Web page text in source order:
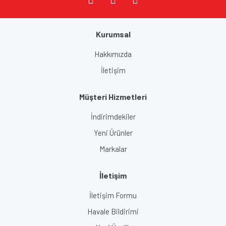
Kurumsal
Hakkımızda
İletişim
Müşteri Hizmetleri
İndirimdekiler
Yeni Ürünler
Markalar
İletişim
İletişim Formu
Havale Bildirimi